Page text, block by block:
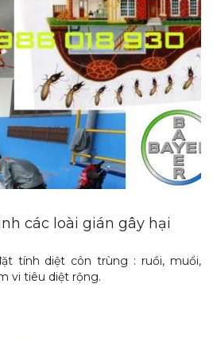
các loài gián gây hại
tính diệt côn trùng : ruồi, muổi,
vi tiêu diệt rộng.